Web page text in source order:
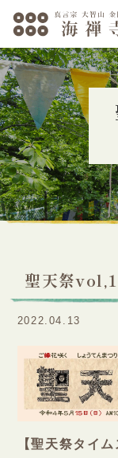
トップペ
海禅寺の
年中行事
聖天祭
聖天祭
人形供養
永代供
護摩祈祷
御守り・
聖天祭
2022.04.13
【聖天祭タイ